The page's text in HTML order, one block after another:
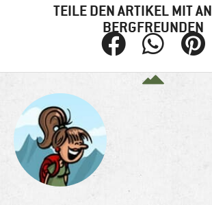
TEILE DEN ARTIKEL MIT
BERGFREUNDEN